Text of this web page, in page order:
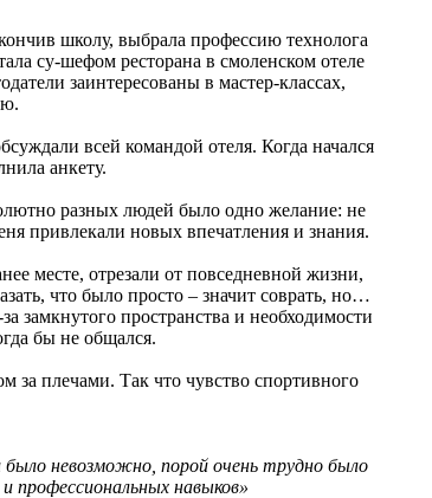
школу, выбрала профессию технолога
су-шефом ресторана в смоленском отеле
заинтересованы в мастер-классах,
всей командой отеля. Когда начался
анкету.
разных людей было одно желание: не
привлекали новых впечатления и знания.
месте, отрезали от повседневной жизни,
что было просто – значит соврать, но…
замкнутого пространства и необходимости
бы не общался.
плечами. Так что чувство спортивного
невозможно, порой очень трудно было
профессиональных навыков»